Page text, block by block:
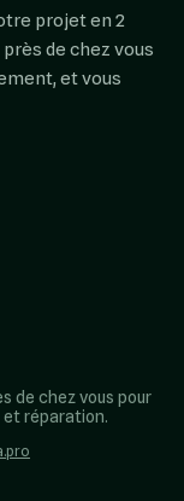
projet en 2
de chez vous
et vous
de chez vous pour
réparation.